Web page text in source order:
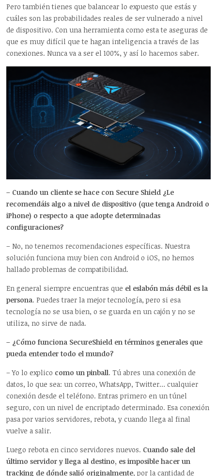
Pero también tienes que balancear lo expuesto que estás y
cuáles son las probabilidades reales de ser vulnerado a nivel
de dispositivo. Con una herramienta como esta te aseguras de
que es muy difícil que te hagan inteligencia a través de las
conexiones. Nunca va a ser el 100%, y así lo hacemos saber.
– Cuando un cliente se hace con Secure Shield ¿Le
recomendáis algo a nivel de dispositivo (que tenga Android o
iPhone) o respecto a que adopte determinadas
configuraciones?
– No, no tenemos recomendaciones específicas. Nuestra
solución funciona muy bien con Android o iOS, no hemos
hallado problemas de compatibilidad.
En general siempre encuentras que el eslabón más débil es la
persona. Puedes traer la mejor tecnología, pero si esa
tecnología no se usa bien, o se guarda en un cajón y no se
utiliza, no sirve de nada.
– ¿Cómo funciona SecureShield en términos generales que
pueda entender todo el mundo?
– Yo lo explico como un pinball. Tú abres una conexión de
datos, lo que sea: un correo, WhatsApp, Twitter… cualquier
conexión desde el teléfono. Entras primero en un túnel
seguro, con un nivel de encriptado determinado. Esa conexión
pasa por varios servidores, rebota, y cuando llega al final
vuelve a salir.
Luego rebota en cinco servidores nuevos. Cuando sale del
último servidor y llega al destino, es imposible hacer un
tracking de dónde salió originalmente, por la cantidad de